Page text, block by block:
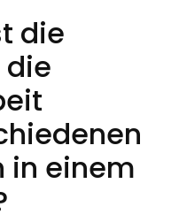
die
in einem